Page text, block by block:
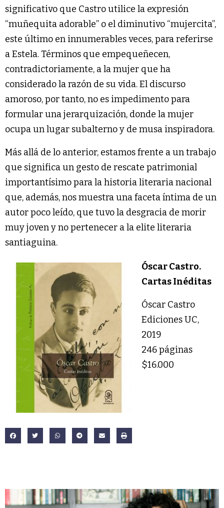
significativo que Castro utilice la expresión
“muñequita adorable” o el diminutivo “mujercita”,
este último en innumerables veces, para referirse
a Estela. Términos que empequeñecen,
contradictoriamente, a la mujer que ha
considerado la razón de su vida. El discurso
amoroso, por tanto, no es impedimento para
formular una jerarquización, donde la mujer
ocupa un lugar subalterno y de musa inspiradora.
Más allá de lo anterior, estamos frente a un trabajo
que significa un gesto de rescate patrimonial
importantísimo para la historia literaria nacional
que, además, nos muestra una faceta íntima de un
autor poco leído, que tuvo la desgracia de morir
muy joven y no pertenecer a la elite literaria
santiaguina.
Óscar Castro.
Cartas Inéditas
Óscar Castro
Ediciones UC,
2019
246 páginas
$16.000